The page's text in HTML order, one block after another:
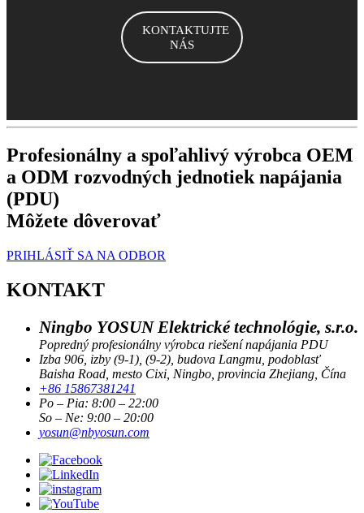
KONTAKTUJTE
NÁS
Profesionálny a spoľahlivý výrobca OEM
a ODM rozvodných jednotiek napájania
(PDU)
Môžete dôverovať
PRIHLÁSIŤ SA NA ODBOR
KONTAKT
Ningbo YOSUN Elektrické technológie, s.r.o.
Popredný profesionálny výrobca riešení napájania PDU
Izba 906, izby (9-1), (9-2), budova Langmu, podoblasť
Baisha Road, mesto Cixi, Ningbo, provincia Zhejiang, Čína
+86 15867381241
Po – Pia: 8:00 – 22:00
So – Ne: 9:00 – 20:00
yosun@nbyosun.com